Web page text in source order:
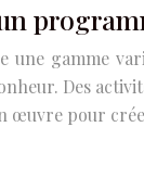
une gamme
Des
œuvre pour